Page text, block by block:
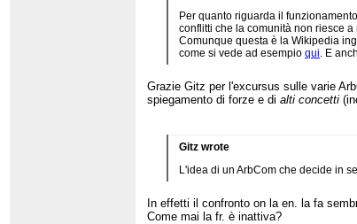
Per quanto riguarda il
conflitti che la comunità non riesce a
Comunque questa è la Wikipedia
come si vede ad esempioqui. E
Grazie Gitz per l'excursus sulle varie
spiegamento di forze e dialti concetti
Gitz wrote
L'idea di un ArbCom che decide in
In effetti il confronto on la en. la fa
Come mai la fr. è inattiva?